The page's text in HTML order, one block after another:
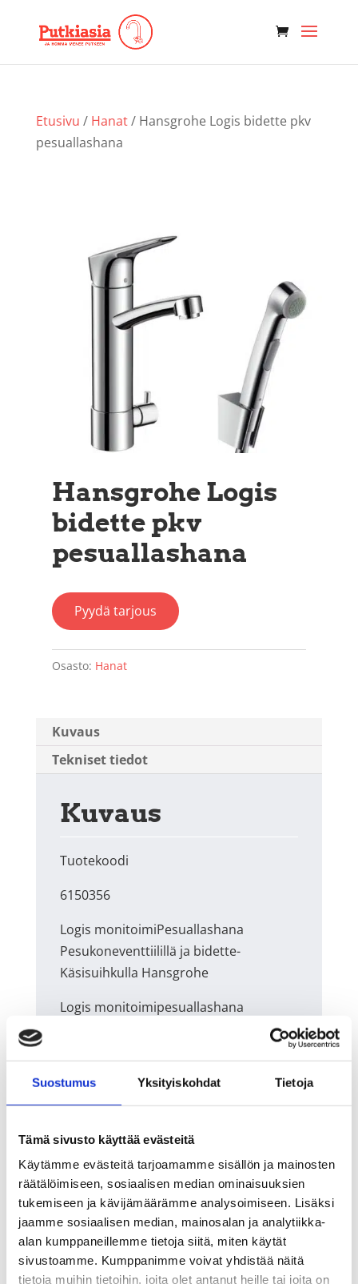
Suostumus Yksityiskohdat Tietoja
Tämä sivusto käyttää evästeitä
Käytämme evästeitä tarjoamamme sisällön ja mainosten
räätälöimiseen, sosiaalisen median ominaisuuksien
tukemiseen ja kävijämäärämme analysoimiseen. Lisäksi
jaamme sosiaalisen median, mainosalan ja analytiikka-
alan kumppaneillemme tietoja siitä, miten käytät
sivustoamme. Kumppanimme voivat yhdistää näitä
tietoja muihin tietoihin, joita olet antanut heille tai joita on
Etusivu / Hanat/ Hansgrohe Logis bidette pkv
pesuallashana
Hansgrohe Logis
bidette pkv
pesuallashana
Pyydä tarjous
Osasto: Hanat
Kuvaus
Tekniset tiedot
Kuvaus
Tuotekoodi
6150356
Logis monitoimiPesuallashana
Pesukoneventtiilillä ja bidette-
Käsisuihkulla Hansgrohe
Logis monitoimipesuallashana
kääntörajoitin 120° · 0,1 l/s 280 kPa ·
Tekniset tiedot